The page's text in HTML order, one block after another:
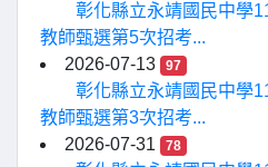
彰化縣立永靖國民中學
教師甄選第5次招考...
2026-07-13
97
彰化縣立永靖國民中學
教師甄選第3次招考...
2026-07-31
78